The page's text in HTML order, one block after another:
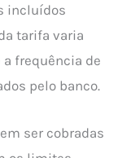
incluídos
tarifa varia
frequência de
pelo banco.
ser cobradas